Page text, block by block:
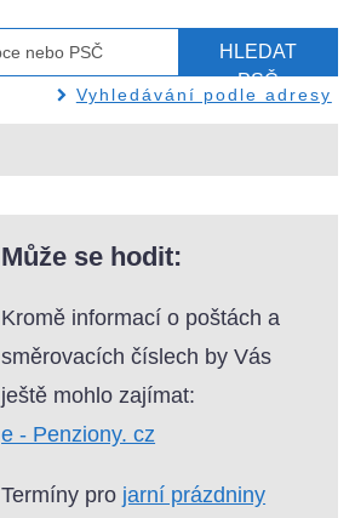
HLEDAT
PSČ
Vyhledávání podle adresy
Může se hodit:
Kromě informací o poštách a
směrovacích číslech by Vás
ještě mohlo zajímat:
e - Penziony. cz
Termíny pro jarní prázdniny